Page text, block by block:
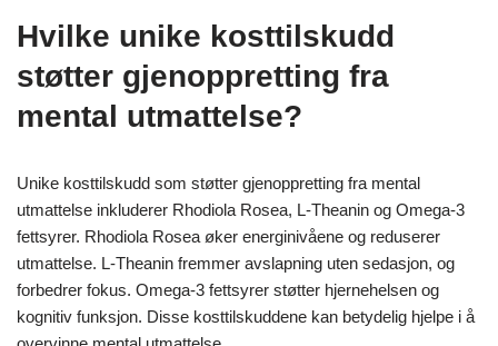
Hvilke unike kosttilskudd
støtter gjenoppretting fra
mental utmattelse?
Unike kosttilskudd som støtter gjenoppretting fra mental
utmattelse inkluderer Rhodiola Rosea, L-Theanin og Omega-3
fettsyrer. Rhodiola Rosea øker energinivåene og reduserer
utmattelse. L-Theanin fremmer avslapning uten sedasjon, og
forbedrer fokus. Omega-3 fettsyrer støtter hjernehelsen og
kognitiv funksjon. Disse kosttilskuddene kan betydelig hjelpe i å